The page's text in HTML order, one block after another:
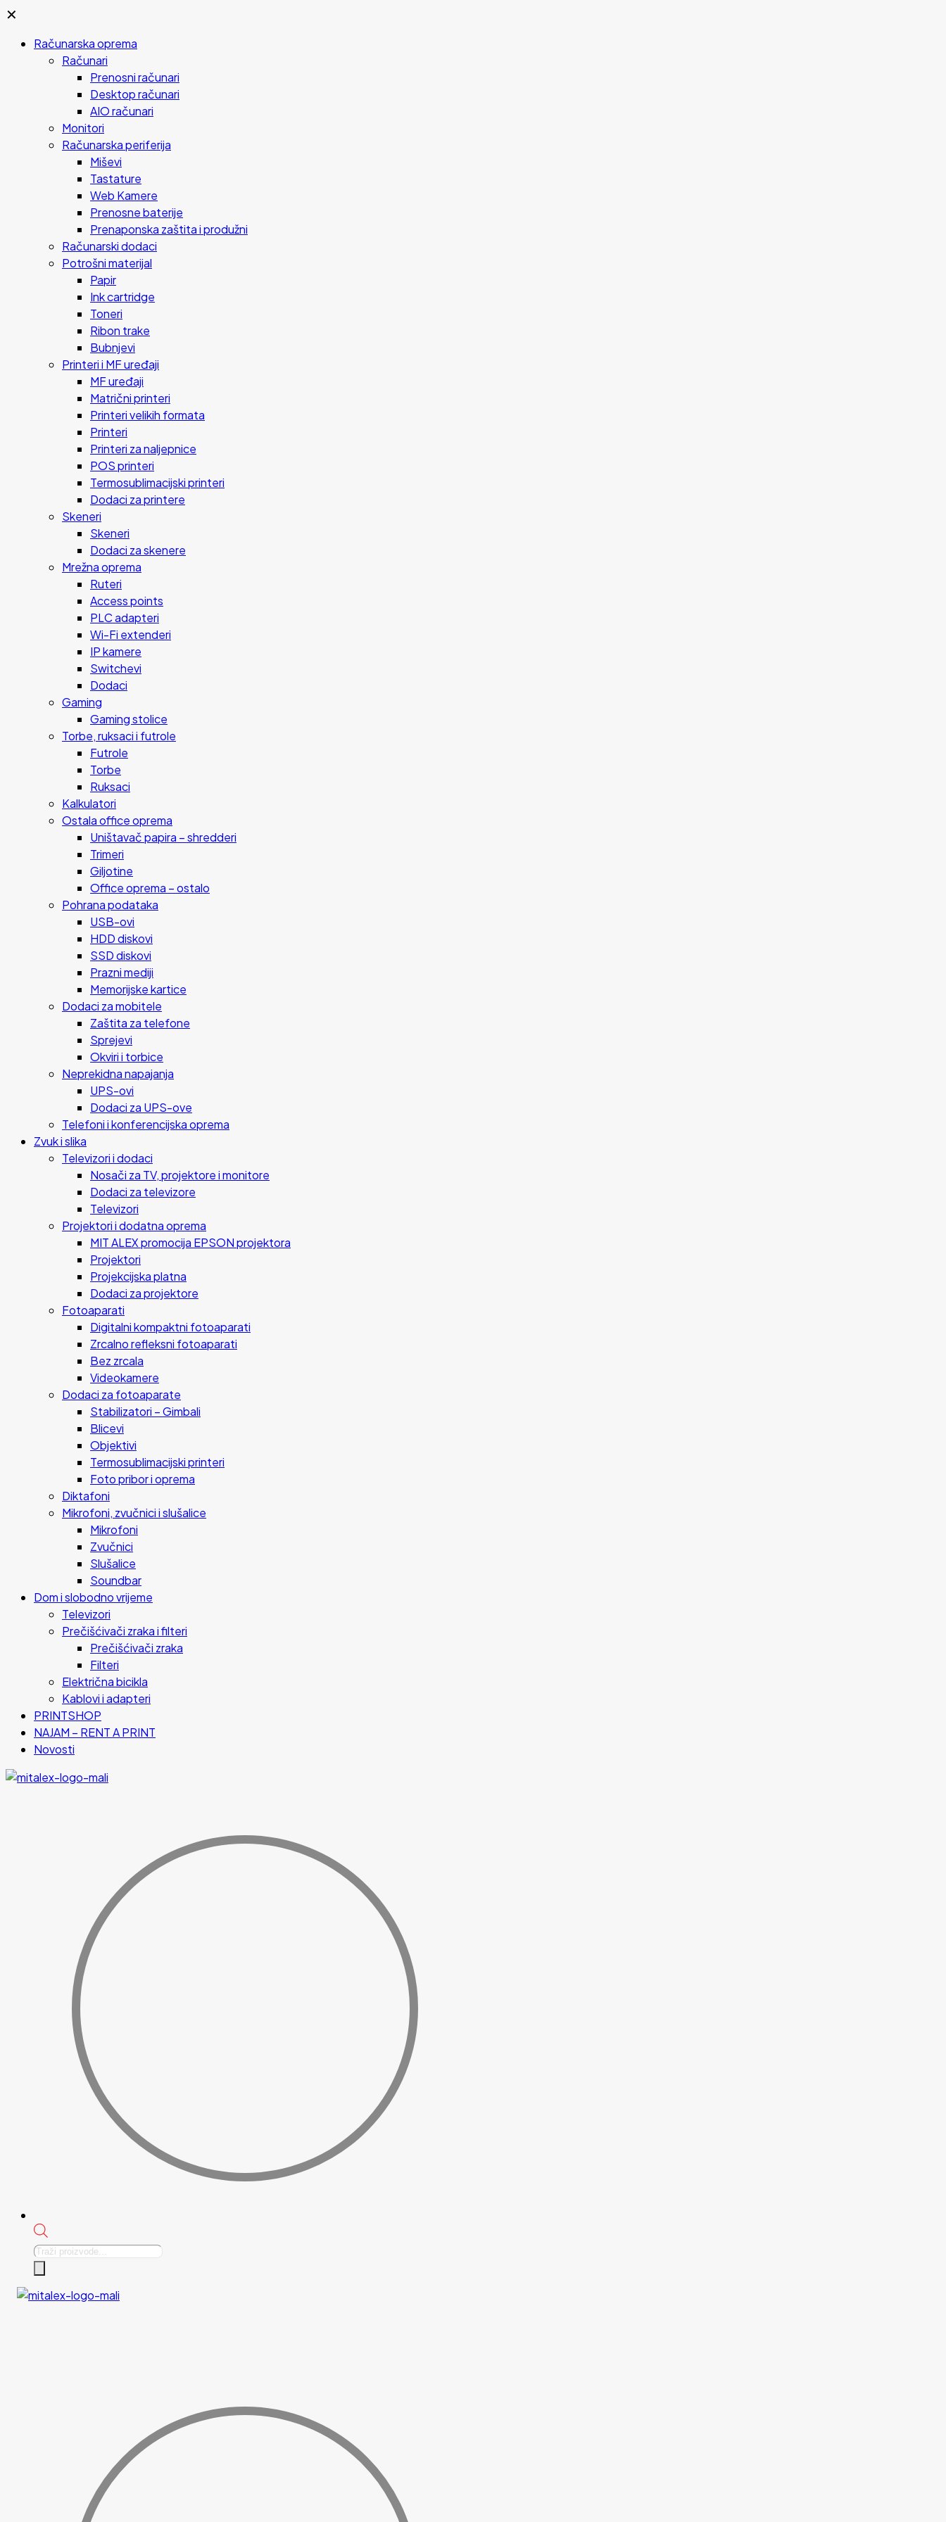
✕
Računarska oprema
Računari
Prenosni računari
Desktop računari
AIO računari
Monitori
Računarska periferija
Miševi
Tastature
Web Kamere
Prenosne baterije
Prenaponska zaštita i produžni
Računarski dodaci
Potrošni materijal
Papir
Ink cartridge
Toneri
Ribon trake
Bubnjevi
Printeri i MF uređaji
MF uređaji
Matrični printeri
Printeri velikih formata
Printeri
Printeri za naljepnice
POS printeri
Termosublimacijski printeri
Dodaci za printere
Skeneri
Skeneri
Dodaci za skenere
Mrežna oprema
Ruteri
Access points
PLC adapteri
Wi-Fi extenderi
IP kamere
Switchevi
Dodaci
Gaming
Gaming stolice
Torbe, ruksaci i futrole
Futrole
Torbe
Ruksaci
Kalkulatori
Ostala office oprema
Uništavač papira – shredderi
Trimeri
Giljotine
Office oprema – ostalo
Pohrana podataka
USB-ovi
HDD diskovi
SSD diskovi
Prazni mediji
Memorijske kartice
Dodaci za mobitele
Zaštita za telefone
Sprejevi
Okviri i torbice
Neprekidna napajanja
UPS-ovi
Dodaci za UPS-ove
Telefoni i konferencijska oprema
Zvuk i slika
Televizori i dodaci
Nosači za TV, projektore i monitore
Dodaci za televizore
Televizori
Projektori i dodatna oprema
MIT ALEX promocija EPSON projektora
Projektori
Projekcijska platna
Dodaci za projektore
Fotoaparati
Digitalni kompaktni fotoaparati
Zrcalno refleksni fotoaparati
Bez zrcala
Videokamere
Dodaci za fotoaparate
Stabilizatori – Gimbali
Blicevi
Objektivi
Termosublimacijski printeri
Foto pribor i oprema
Diktafoni
Mikrofoni, zvučnici i slušalice
Mikrofoni
Zvučnici
Slušalice
Soundbar
Dom i slobodno vrijeme
Televizori
Prečišćivači zraka i filteri
Prečišćivači zraka
Filteri
Električna bicikla
Kablovi i adapteri
PRINTSHOP
NAJAM – RENT A PRINT
Novosti
Products
search